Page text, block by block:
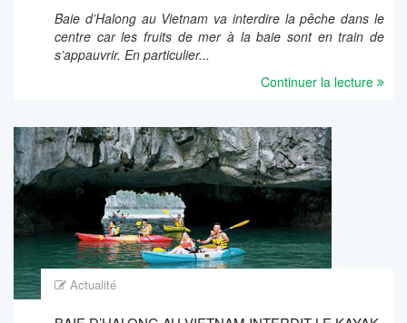
Baie d’Halong au Vietnam va interdire la pêche dans le
centre car les fruits de mer à la baie sont en train de
s’appauvrir. En particulier...
Continuer la lecture
Actualité